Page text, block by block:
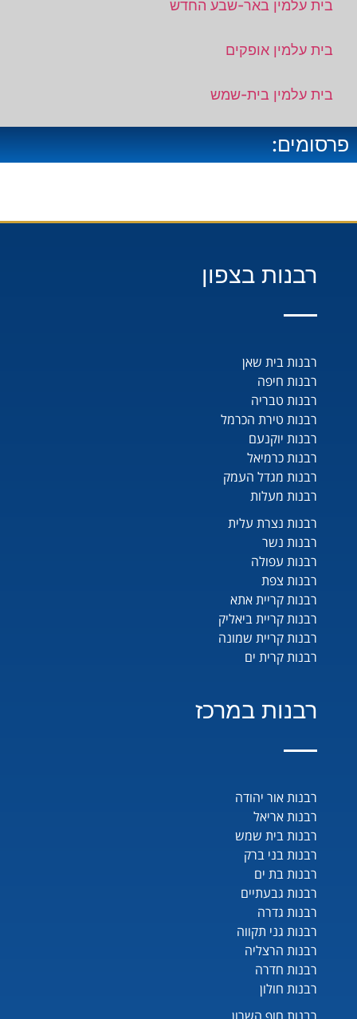
בית עלמין באר-שבע החדש
בית עלמין אופקים
בית עלמין בית-שמש
פרסומים:
רבנות בצפון
רבנות בית שאן
רבנות חיפה
רבנות טבריה
רבנות טירת הכרמל
רבנות יוקנעם
רבנות כרמיאל
רבנות מגדל העמק
רבנות מעלות
רבנות נצרת עלית
רבנות נשר
רבנות עפולה
רבנות צפת
רבנות קריית אתא
רבנות קריית ביאליק
רבנות קריית שמונה
רבנות קרית ים
רבנות במרכז
רבנות אור יהודה
רבנות אריאל
רבנות בית שמש
רבנות בני ברק
רבנות בת ים
רבנות גבעתיים
רבנות גדרה
רבנות גני תקווה
רבנות הרצליה
רבנות חדרה
רבנות חולון